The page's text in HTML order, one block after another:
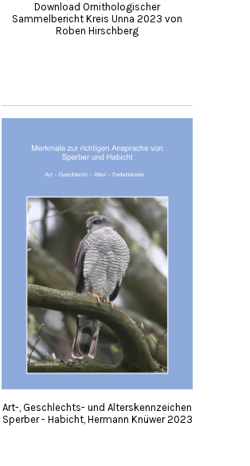
Download Ornithologischer
Sammelbericht Kreis Unna 2023 von
Roben Hirschberg
Art-, Geschlechts- und Alterskennzeichen
Sperber - Habicht, Hermann Knüwer 2023